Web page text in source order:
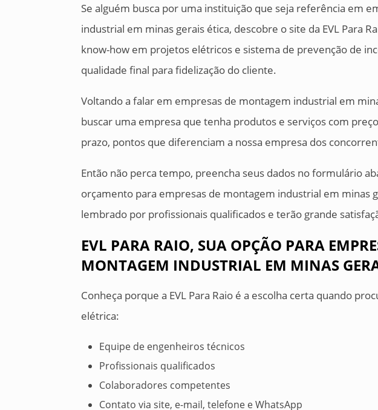
Se alguém busca por uma instituição que seja referência em
industrial em minas gerais ética, descobre o site da EVL Para
know-how em projetos elétricos e sistema de prevenção de
qualidade final para fidelização do cliente.
Voltando a falar em empresas de montagem industrial em
buscar uma empresa que tenha produtos e serviços com
prazo, pontos que diferenciam a nossa empresa dos
Então não perca tempo, preencha seus dados no formulário
orçamento para empresas de montagem industrial em minas
lembrado por profissionais qualificados e terão grande
EVL PARA RAIO, SUA OPÇÃO PARA
MONTAGEM INDUSTRIAL EM MINAS
Conheça porque a EVL Para Raio é a escolha certa quando
elétrica:
Equipe de engenheiros técnicos
Profissionais qualificados
Colaboradores competentes
Contato via site, e-mail, telefone e WhatsApp